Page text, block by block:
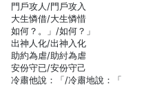
門戶攻人/門戶攻入
大生憐借/大生憐惜
如何？。」/如何？」
出神人化/出神入化
助約為虐/助紂為虐
安份守已/安份守己
冷肅他說：「/冷肅地說：「